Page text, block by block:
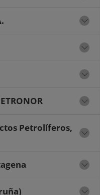
Petrolíferos,